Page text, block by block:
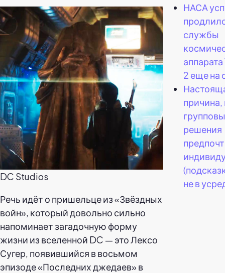
DC Studios
Речь идёт о пришельце из «Звёздных
войн», который довольно сильно
напоминает загадочную форму
жизни из вселенной DC — это Лексо
Сугер, появившийся в восьмом
эпизоде «Последних джедаев» в
НАСА
службы
2 еще на
решения
не в